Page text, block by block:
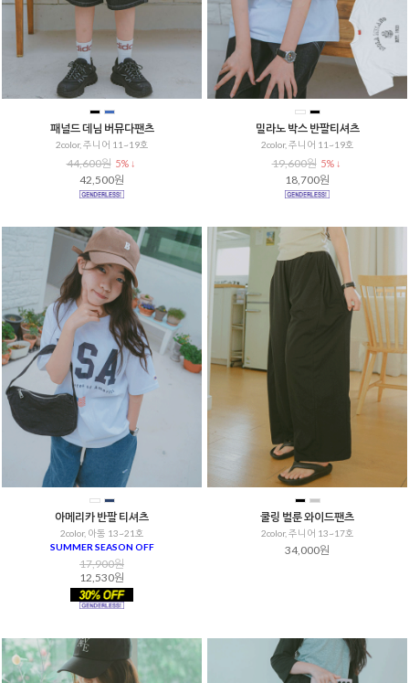
패널드 데님 버뮤다팬츠
2color, 주니어 11~19호
44,600원 5% ↓
42,500원
밀라노 박스 반팔티셔츠
2color, 주니어 11~19호
19,600원 5% ↓
18,700원
아메리카 반팔 티셔츠
2color, 아동 13~21호
SUMMER SEASON OFF
17,900원
12,530원
쿨링 벌룬 와이드팬츠
2color, 주니어 13~17호
34,000원